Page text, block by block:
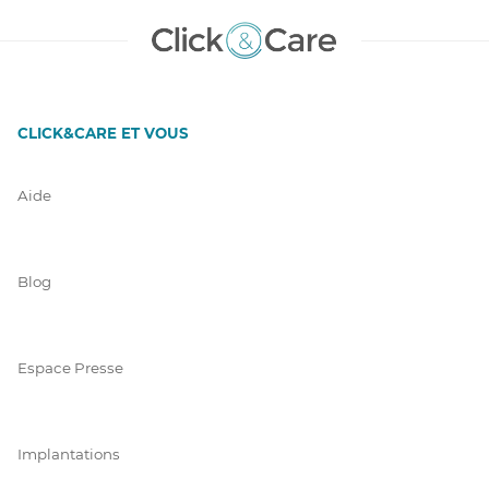
CLICK&CARE ET VOUS
Aide
Blog
Espace Presse
Implantations